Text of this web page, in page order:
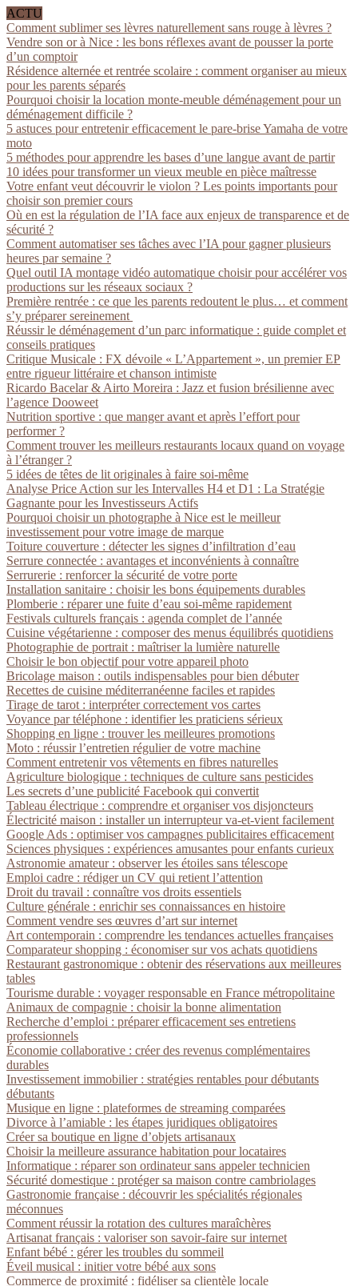
ACTU
Comment sublimer ses lèvres naturellement sans rouge à lèvres ?
Vendre son or à Nice : les bons réflexes avant de pousser la porte
d’un comptoir
Résidence alternée et rentrée scolaire : comment organiser au mieux
pour les parents séparés
Pourquoi choisir la location monte-meuble déménagement pour un
déménagement difficile ?
5 astuces pour entretenir efficacement le pare-brise Yamaha de votre
moto
5 méthodes pour apprendre les bases d’une langue avant de partir
10 idées pour transformer un vieux meuble en pièce maîtresse
Votre enfant veut découvrir le violon ? Les points importants pour
choisir son premier cours
Où en est la régulation de l’IA face aux enjeux de transparence et de
sécurité ?
Comment automatiser ses tâches avec l’IA pour gagner plusieurs
heures par semaine ?
Quel outil IA montage vidéo automatique choisir pour accélérer vos
productions sur les réseaux sociaux ?
Première rentrée : ce que les parents redoutent le plus… et comment
s’y préparer sereinement
Réussir le déménagement d’un parc informatique : guide complet et
conseils pratiques
Critique Musicale : FX dévoile « L’Appartement », un premier EP
entre rigueur littéraire et chanson intimiste
Ricardo Bacelar & Airto Moreira : Jazz et fusion brésilienne avec
l’agence Dooweet
Nutrition sportive : que manger avant et après l’effort pour
performer ?
Comment trouver les meilleurs restaurants locaux quand on voyage
à l’étranger ?
5 idées de têtes de lit originales à faire soi-même
Analyse Price Action sur les Intervalles H4 et D1 : La Stratégie
Gagnante pour les Investisseurs Actifs
Pourquoi choisir un photographe à Nice est le meilleur
investissement pour votre image de marque
Toiture couverture : détecter les signes d’infiltration d’eau
Serrure connectée : avantages et inconvénients à connaître
Serrurerie : renforcer la sécurité de votre porte
Installation sanitaire : choisir les bons équipements durables
Plomberie : réparer une fuite d’eau soi-même rapidement
Festivals culturels français : agenda complet de l’année
Cuisine végétarienne : composer des menus équilibrés quotidiens
Photographie de portrait : maîtriser la lumière naturelle
Choisir le bon objectif pour votre appareil photo
Bricolage maison : outils indispensables pour bien débuter
Recettes de cuisine méditerranéenne faciles et rapides
Tirage de tarot : interpréter correctement vos cartes
Voyance par téléphone : identifier les praticiens sérieux
Shopping en ligne : trouver les meilleures promotions
Moto : réussir l’entretien régulier de votre machine
Comment entretenir vos vêtements en fibres naturelles
Agriculture biologique : techniques de culture sans pesticides
Les secrets d’une publicité Facebook qui convertit
Tableau électrique : comprendre et organiser vos disjoncteurs
Électricité maison : installer un interrupteur va-et-vient facilement
Google Ads : optimiser vos campagnes publicitaires efficacement
Sciences physiques : expériences amusantes pour enfants curieux
Astronomie amateur : observer les étoiles sans télescope
Emploi cadre : rédiger un CV qui retient l’attention
Droit du travail : connaître vos droits essentiels
Culture générale : enrichir ses connaissances en histoire
Comment vendre ses œuvres d’art sur internet
Art contemporain : comprendre les tendances actuelles françaises
Comparateur shopping : économiser sur vos achats quotidiens
Restaurant gastronomique : obtenir des réservations aux meilleures
tables
Tourisme durable : voyager responsable en France métropolitaine
Animaux de compagnie : choisir la bonne alimentation
Recherche d’emploi : préparer efficacement ses entretiens
professionnels
Économie collaborative : créer des revenus complémentaires
durables
Investissement immobilier : stratégies rentables pour débutants
débutants
Musique en ligne : plateformes de streaming comparées
Divorce à l’amiable : les étapes juridiques obligatoires
Créer sa boutique en ligne d’objets artisanaux
Choisir la meilleure assurance habitation pour locataires
Informatique : réparer son ordinateur sans appeler technicien
Sécurité domestique : protéger sa maison contre cambriolages
Gastronomie française : découvrir les spécialités régionales
méconnues
Comment réussir la rotation des cultures maraîchères
Artisanat français : valoriser son savoir-faire sur internet
Enfant bébé : gérer les troubles du sommeil
Éveil musical : initier votre bébé aux sons
Commerce de proximité : fidéliser sa clientèle locale